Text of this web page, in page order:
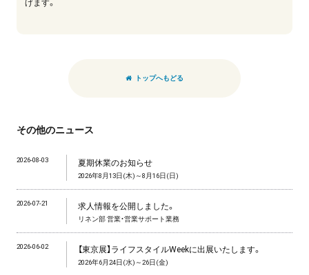
げます。
トップへもどる
その他のニュース
2026-08-03 夏期休業のお知らせ
2026年8月13日(木)～8月16日(日)
2026-07-21 求人情報を公開しました。
リネン部 営業・営業サポート業務
2026-06-02 【東京展】ライフスタイルWeekに出展いたします。
2026年6月24日(水)～26日(金)